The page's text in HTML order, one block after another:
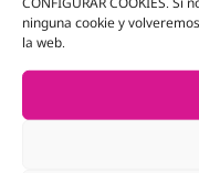
ninguna cookie y
la web.